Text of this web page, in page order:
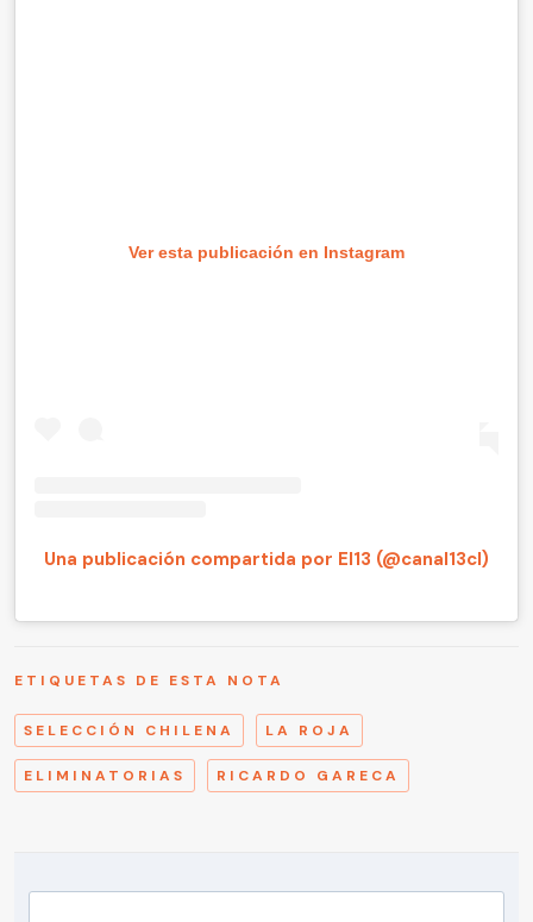
Ver esta publicación en Instagram
Una publicación compartida por El13 (@canal13cl)
ETIQUETAS DE ESTA NOTA
SELECCIÓN CHILENA LA ROJA
ELIMINATORIAS RICARDO GARECA